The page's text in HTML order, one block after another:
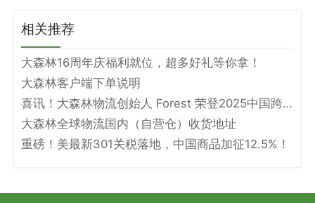
相关推荐
大森林16周年庆福利就位，超多好礼等你拿！
大森林客户端下单说明
喜讯！大森林物流创始人 Forest 荣登2025中国跨境电商物流名人堂！
大森林全球物流国内（自营仓）收货地址
重磅！美最新301关税落地，中国商品加征12.5%！